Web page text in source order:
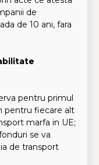
de
de 10 ani, fara
pentru primul
pentru fiecare alt
marfa in UE;
se va
de transport